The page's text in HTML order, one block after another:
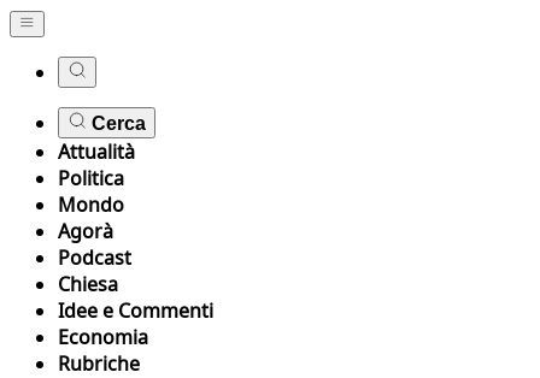
Cerca
Attualità
Politica
Mondo
Agorà
Podcast
Chiesa
Idee e Commenti
Economia
Rubriche